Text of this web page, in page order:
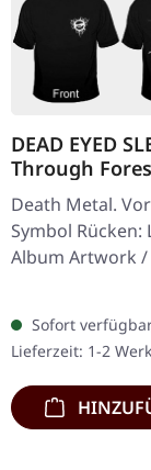
DEAD EYED
Through
Nonentities
T-SHIRT L
Death Metal.
Symbol Rücken:
Album Artwork
stilisierter Käfer
Baumwolle,
Loom Heavy
Sofort
Lieferzeit: 1-2